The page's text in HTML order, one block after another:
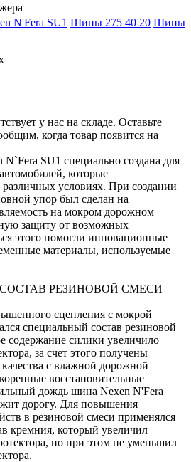
N'Fera SU1 Шины 275 40 20 Шины
у нас на складе. Оставьте
когда товар появится на
SU1 специально создана для
которые
различных условиях. При создании
упор был сделан на
на мокром дорожном
защиту от возможных
этого помогли инновационные
материалы, используемые
РЕЗИНОВОЙ СМЕСИ
сцепления с мокрой
специальный состав резиновой
содержание силики увеличило
за счет этого получены
с влажной дорожной
восстановительные
дождь шина Nexen N'Fera
дорогу. Для повышения
в резиновой смеси применялся
кремния, который увеличил
но при этом не уменьшил